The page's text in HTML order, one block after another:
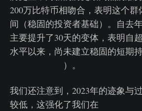
200万比特币相吻合，表明这个
间（稳固的投资者基础）。自去
主要提升了30天的变体，表明自
水平以来，尚未建立稳固的短期
）。
我们还注意到，2023年的迹象与
较低，这强化了我们在